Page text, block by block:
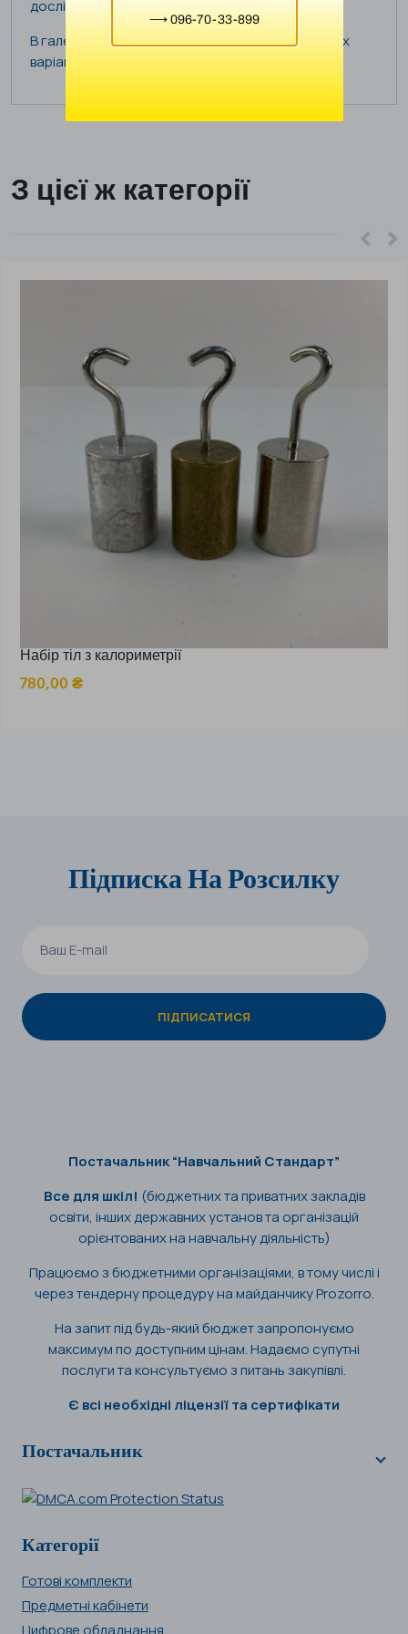
дослідження.
В галереї товару представлені кілька кольорових
варіацій цього набору.
З цієї ж категорії
Набір тіл з калориметрії
780,00₴
Підписка На Розсилку
Постачальник “Навчальний Стандарт”
Все для шкіл! (бюджетних та приватних закладів
освіти, інших державних установ та організацій
орієнтованих на навчальну діяльність)
Працюємо з бюджетними організаціями, в тому числі і
через тендерну процедуру на майданчику Prozorro.
На запит під будь-який бюджет запропонуємо
максимум по доступним цінам. Надаємо супутні
послуги та консультуємо з питань закупівлі.
Є всі необхідні ліцензії та сертифікати
Постачальник
Категорії
Готові комплекти
Предметні кабінети
Цифрове обладнання
⟶ 096-70-33-899